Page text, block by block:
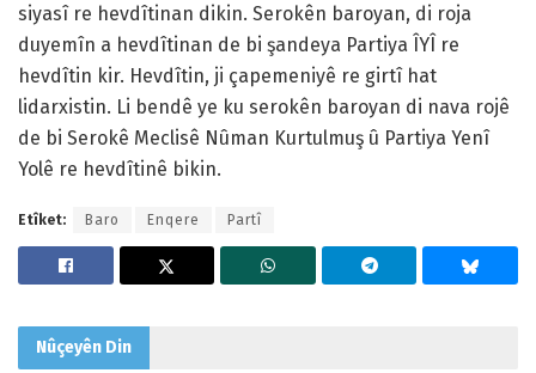
siyasî re hevdîtinan dikin. Serokên baroyan, di roja
duyemîn a hevdîtinan de bi şandeya Partiya ÎYÎ re
hevdîtin kir. Hevdîtin, ji çapemeniyê re girtî hat
lidarxistin. Li bendê ye ku serokên baroyan di nava rojê
de bi Serokê Meclisê Nûman Kurtulmuş û Partiya Yenî
Yolê re hevdîtinê bikin.
Etîket: Baro Enqere Partî
Nûçeyên Din